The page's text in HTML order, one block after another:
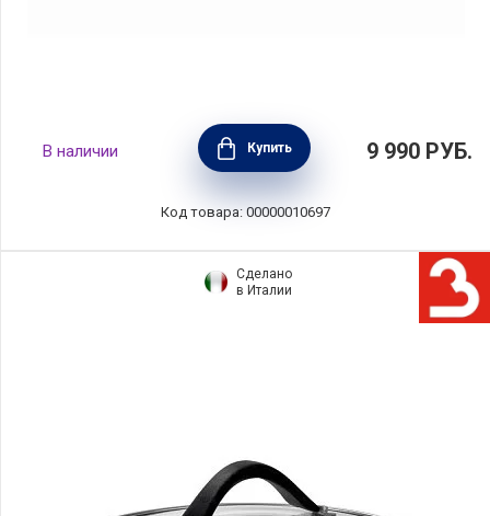
Крышка Chef 28 см нержавеющая сталь
18/10, BEKA, Бельгия, 12069280
В наличии Купить 9 990 РУБ.
Код товара: 00000010697
Сделано
в Италии